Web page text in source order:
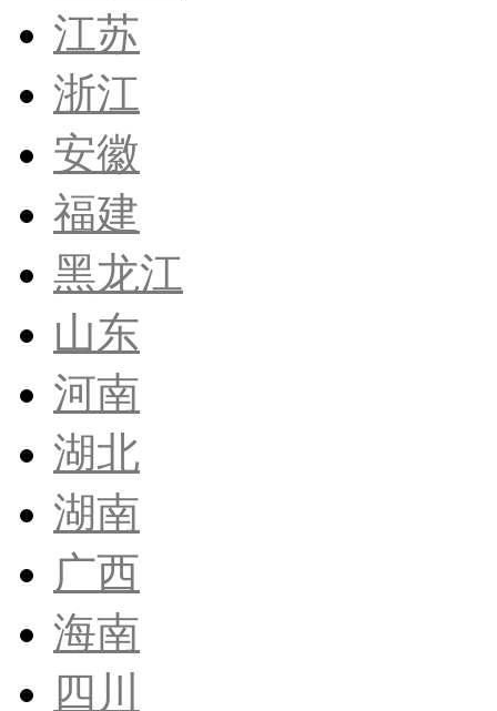
江苏
浙江
安徽
福建
黑龙江
山东
河南
湖北
湖南
广西
海南
四川